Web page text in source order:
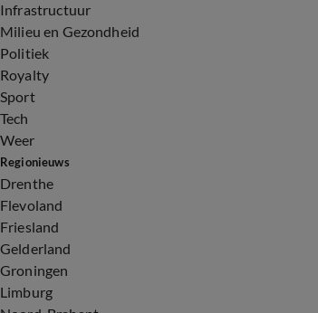
Infrastructuur
Milieu en Gezondheid
Politiek
Royalty
Sport
Tech
Weer
Regionieuws
Drenthe
Flevoland
Friesland
Gelderland
Groningen
Limburg